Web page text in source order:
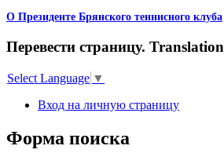
О Президенте Брянского теннисного клуба
Перевести страницу. Translation
Select Language ▼
Вход на личную страницу
Форма поиска